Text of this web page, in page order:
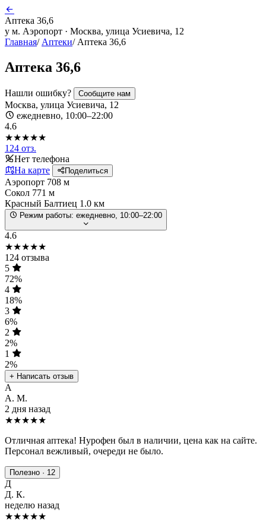
Аптека 36,6
у м. Аэропорт · Москва, улица Усиевича, 12
Главная/ Аптеки/ Аптека 36,6
Аптека 36,6
Нашли ошибку? Сообщите нам
Москва, улица Усиевича, 12
ежедневно, 10:00–22:00
4.6
★★★★★
124 отз.
Нет телефона
На карте
Поделиться
Аэропорт 708 м
Сокол 771 м
Красный Балтиец 1.0 км
Режим работы: ежедневно, 10:00–22:00
4.6
★★★★★
124 отзыва
5
72%
4
18%
3
6%
2
2%
1
2%
+ Написать отзыв
А
А. М.
2 дня назад
★★★★★
Отличная аптека! Нурофен был в наличии, цена как на сайте.
Персонал вежливый, очереди не было.
Полезно · 12
Д
Д. К.
неделю назад
★★★★★